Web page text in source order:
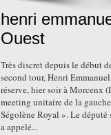
henri
Ouest
Très discret depuis le début
second tour, Henri
réserve, hier soir à Morcenx
meeting unitaire de la
Ségolène Royal ». Le député
a appelé...